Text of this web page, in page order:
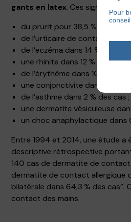
gants en latex. Ces signes se
du prurit pour 38,5 % des cas ;
de l’urticaire de contact pour
de l’eczéma dans 14 % des cas ;
une rhinite dans 12 % des cas ;
de l’érythème dans 10 % des
une conjonctivite dans 6 % des
de l’asthme dans 2 % des cas ;
une dermatite vésiculeuse
un choc anaphylactique dans
Entre 1994 et 2014, une étude a
descriptive rétrospective
140 cas de dermatite de
dermatite de contact allergique
bilatérale dans 64,3 % des
contact des mains.
Pour